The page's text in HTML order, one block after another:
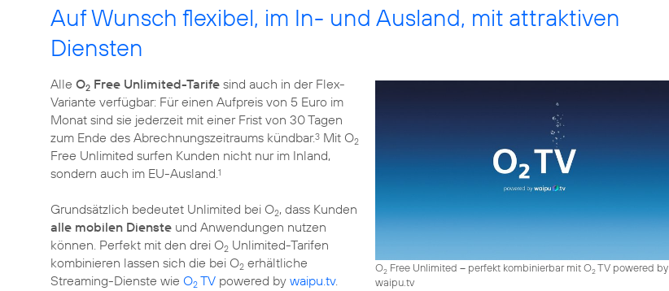
Auf Wunsch flexibel, im In- und Ausland, mit attraktiven
Diensten
O2Free Unlimited – perfekt kombinierbar mit O2TV powered by
waipu.tv
Alle O2 Free Unlimited-Tarife sind auch in der Flex-
Variante verfügbar: Für einen Aufpreis von 5 Euro im
Monat sind sie jederzeit mit einer Frist von 30 Tagen
zum Ende des Abrechnungszeitraums kündbar.3 Mit O2
Free Unlimited surfen Kunden nicht nur im Inland,
sondern auch im EU-Ausland.1
Grundsätzlich bedeutet Unlimited bei O2, dass Kunden
alle mobilen Dienste und Anwendungen nutzen
können. Perfekt mit den drei O2 Unlimited-Tarifen
kombinieren lassen sich die bei O2 erhältliche
Streaming-Dienste wie O2 TV powered by waipu.tv.